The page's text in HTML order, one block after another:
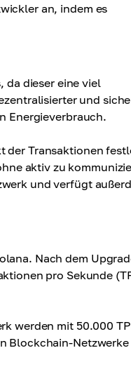
an, indem es
da dieser eine viel
und
Energieverbrauch.
der Transaktionen
aktiv zu
und verfügt
Nach dem
pro Sekunde
werden mit 50.000
Blockchain-